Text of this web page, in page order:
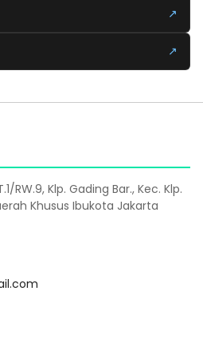
↗
↗
RW.9, Klp. Gading Bar., Kec. Klp.
Khusus Ibukota Jakarta